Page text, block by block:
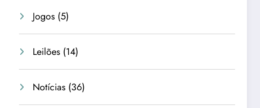
Jogos (5)
Leilões (14)
Notícias (36)